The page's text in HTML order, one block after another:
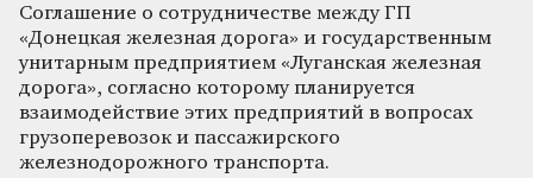
Соглашение о сотрудничестве между ГП
«Донецкая железная дорога» и государственным
унитарным предприятием «Луганская железная
дорога», согласно которому планируется
взаимодействие этих предприятий в вопросах
грузоперевозок и пассажирского
железнодорожного транспорта.